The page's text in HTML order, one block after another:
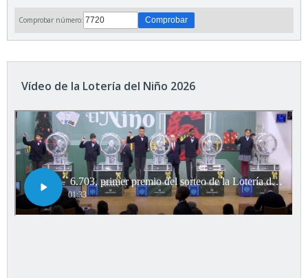
Comprobar número:
Vídeo de la Lotería del Niño 2026